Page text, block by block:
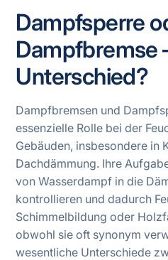
Dampfsperre
Dampfbremse
Unterschied?
Dampfbremsen und
essenzielle Rolle bei der
Gebäuden, insbesondere in
Dachdämmung. Ihre
von Wasserdampf in die
kontrollieren und dadurch
Schimmelbildung oder
obwohl sie oft synonym
wesentliche Unterschiede